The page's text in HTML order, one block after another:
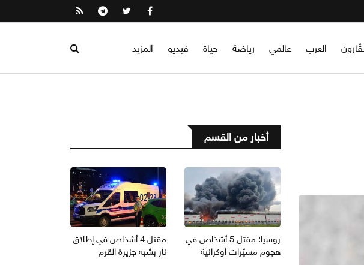
العرب عالمي رياضة حياة فيديو المزيد
أخبار من القسم
روسيا: مقتل 5 أشخاص في
هجوم مسيَّرات أوكرانية
مقتل 4 أشخاص في إطلاق
نار بشبه جزيرة القرم